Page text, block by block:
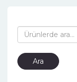
Ara:
Ara